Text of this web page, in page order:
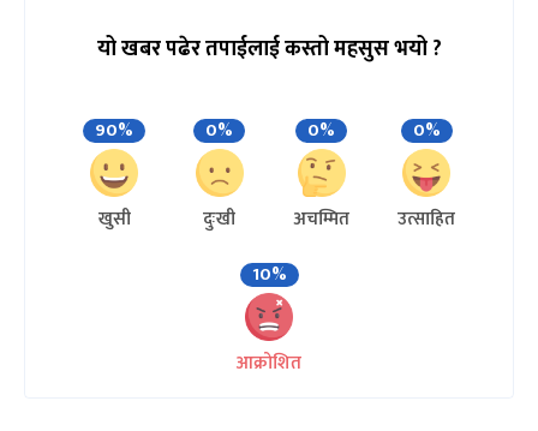
यो खबर पढेर तपाईलाई कस्तो महसुस भयो ?
90%
खुसी
0%
दुःखी
0%
अचम्मित
0%
उत्साहित
10%
आक्रोशित